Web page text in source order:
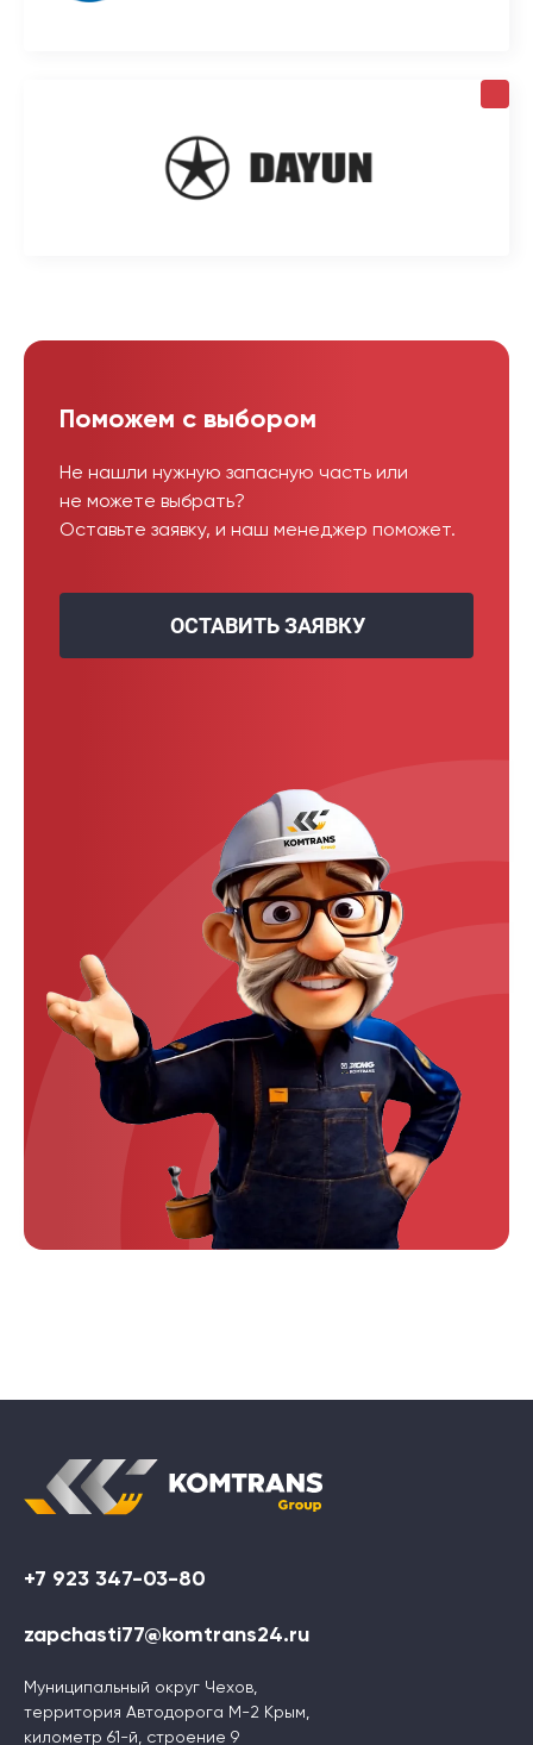
Поможем с выбором
Не нашли нужную запасную часть или
не можете выбрать?
Оставьте заявку, и наш менеджер поможет.
ОСТАВИТЬ ЗАЯВКУ
+7 923 347-03-80
zapchasti77@komtrans24.ru
Муниципальный округ Чехов,
территория Автодорога М-2 Крым,
километр 61-й, строение 9